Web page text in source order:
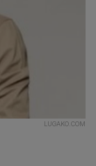
LUGAKO.COM